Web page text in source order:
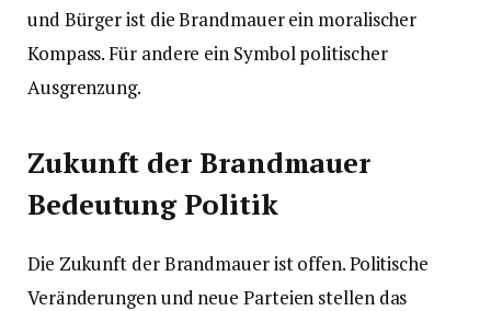
und Bürger ist die Brandmauer ein moralischer
Kompass. Für andere ein Symbol politischer
Ausgrenzung.
Zukunft der Brandmauer
Bedeutung Politik
Die Zukunft der Brandmauer ist offen. Politische
Veränderungen und neue Parteien stellen das